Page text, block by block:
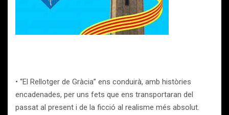
• “El Rellotger de Gràcia” ens conduirà, amb històries
encadenades, per uns fets que ens transportaran del
passat al present i de la ficció al realisme més absolut.